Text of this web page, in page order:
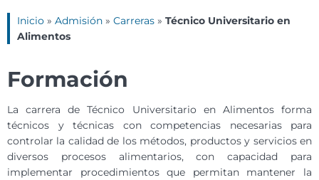
Inicio » Admisión » Carreras » Técnico Universitario en
Alimentos
Formación
La carrera de Técnico Universitario en Alimentos forma
técnicos y técnicas con competencias necesarias para
controlar la calidad de los métodos, productos y servicios en
diversos procesos alimentarios, con capacidad para
implementar procedimientos que permitan mantener la